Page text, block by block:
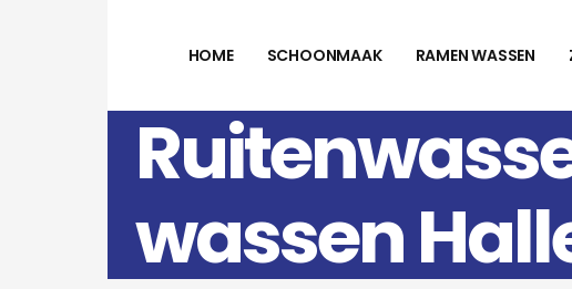
HOME SCHOONMAAK RAMEN WASSEN
wassen